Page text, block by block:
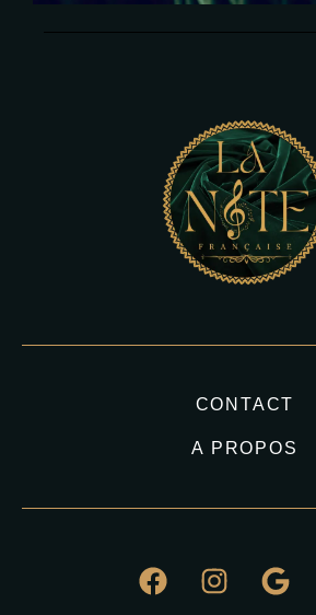
CONTACT
A PROPOS